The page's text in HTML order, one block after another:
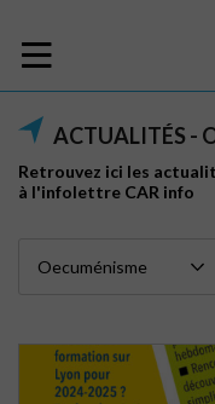
ACTUALITÉS -
Retrouvez ici les
à l'infolettre CAR info